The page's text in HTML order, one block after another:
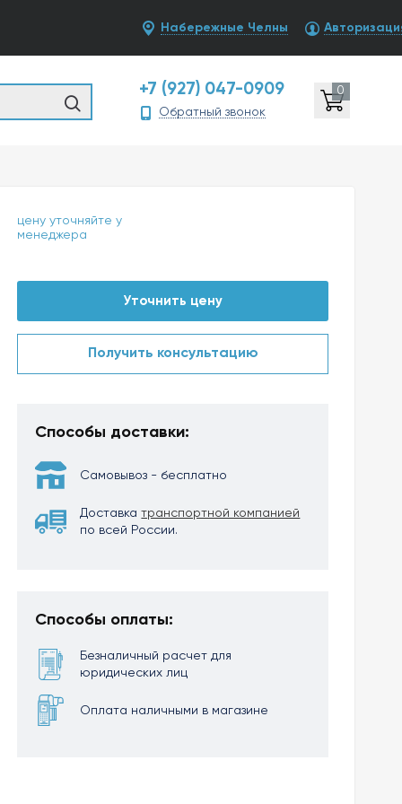
Набережные Челны
+7 (927) 047-0909
Обратный звонок
0
цену уточняйте у
менеджера
Уточнить цену
Получить консультацию
Способы доставки:
Самовывоз - бесплатно
Доставкатранспортной компанией
по всей России.
Способы оплаты:
Безналичный расчет для
юридических лиц
Оплата наличными в магазине